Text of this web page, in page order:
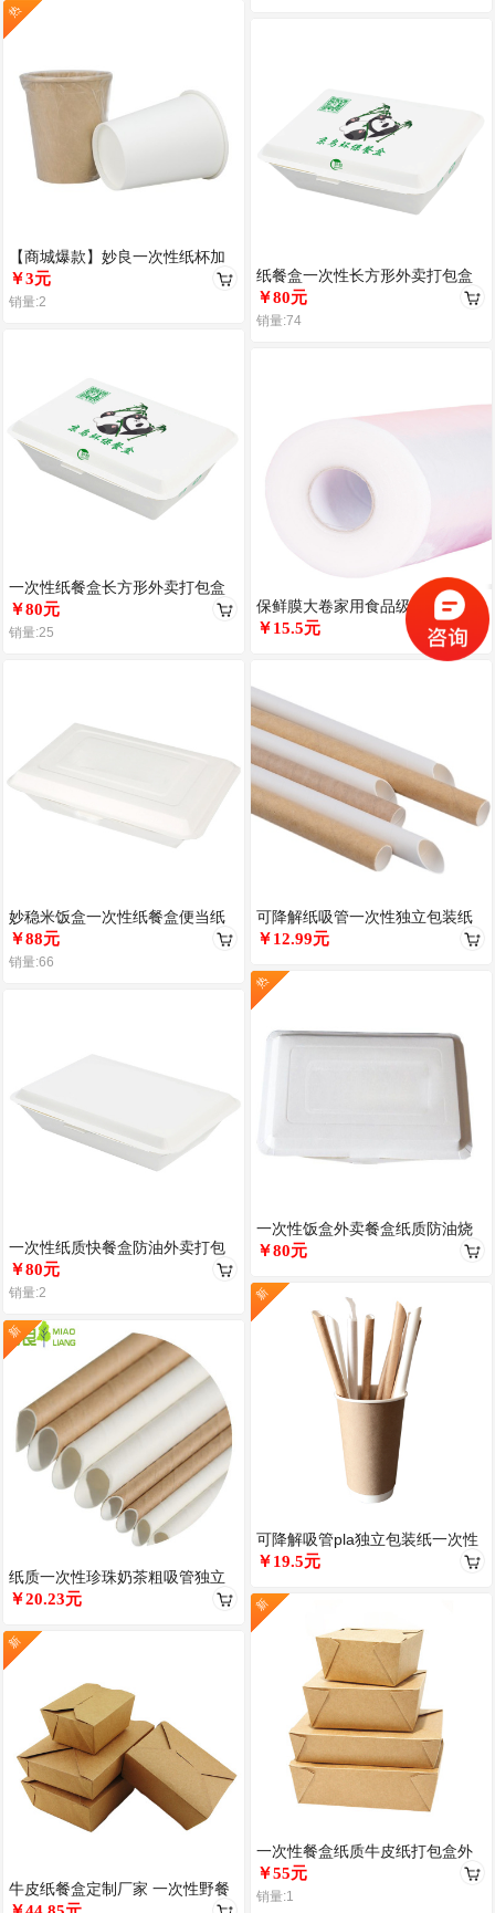
热
【商城爆款】妙良一次性纸杯加
厚家用纯白纸杯茶水杯
￥3元
销量:2
一次性纸餐盒长方形外卖打包盒
肠粉快餐商用米饭打包盒可微波
加热
￥80元
销量:25
妙稳米饭盒一次性纸餐盒便当纸
质快餐盒长方形米饭打包盒小笼
包烧
￥88元
销量:66
一次性纸质快餐盒防油外卖打包
盒小吃炸鸡餐盒便当饭盒可定制
￥80元
销量:2
新
纸质一次性珍珠奶茶粗吸管独立
包装牛皮纸 PLA吸管定制 可降
￥20.23元
新
牛皮纸餐盒定制厂家 一次性野餐
纸餐盒一次性长方形外卖打包盒
米饭盒烧烤快餐盒防油烧烤生煎
小吃
￥80元
销量:74
保鲜膜大卷家用食品级商用厨房
缠绕包装美容院点断式经济装保
￥15.5元
可降解纸吸管一次性独立包装纸
质珍珠奶茶大号吸管加粗牛皮纸
￥12.99元
热
一次性饭盒外卖餐盒纸质防油烧
烤煎饺长方形打包盒点心小吃盒
￥80元
新
可降解吸管pla独立包装纸一次性
珍珠奶茶绿豆沙粗细果汁饮料吸
￥19.5元
新
一次性餐盒纸质牛皮纸打包盒外
卖纸盒小吃炸鸡饭盒轻食沙拉盒
防油
￥55元
销量:1